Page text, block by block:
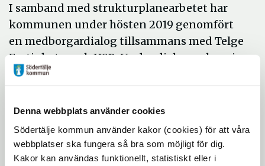
Denna webbplats använder cookies
Södertälje kommun använder kakor (cookies) för att våra
webbplatser ska fungera så bra som möjligt för dig.
Kakor kan användas funktionellt, statistiskt eller i
I samband med strukturplanearbetet har
kommunen under hösten 2019 genomfört
en medborgardialog tillsammans med Telge
Fastigheter och HSB. Under dialogen har vi
varit på plats i Brunnsängs centrum för att
samla in kunskap och gemensamt med
medborgare diskutera hur Brunnsäng kan
utvecklas i framtiden. Hur du som bor och
verkar i Brunnsäng upplever området är
viktigt för oss att veta för att kunna driva en